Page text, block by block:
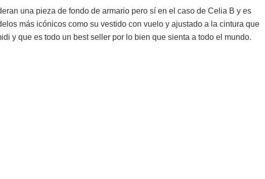
una pieza de fondo de armario pero sí en el caso de Celia B y es
más icónicos como su vestido con vuelo y ajustado a la cintura que
y que es todo un best seller por lo bien que sienta a todo el mundo.